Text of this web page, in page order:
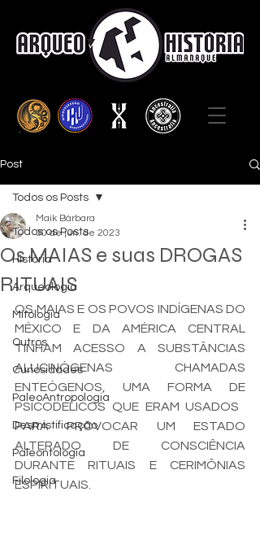
Post
Todos os Posts
História
Arqueologia
Mitologia
Outros
Curiosidades
PaleoAntropologia
Desmistificação
Paleontologia
Filologia
Todos os Posts
Os MAIAS e suas DROGAS
RITUAIS
Maik Bárbara
30 de jun. de 2023
OS MAIAS E OS POVOS INDÍGENAS DO
MÉXICO E DA AMÉRICA CENTRAL
TINHAM ACESSO A SUBSTÂNCIAS
ALUCINÓGENAS CHAMADAS
ENTEÓGENOS, UMA FORMA DE
PSICODÉLICOS QUE ERAM USADOS ​​
PARA PROVOCAR UM ESTADO
ALTERADO DE CONSCIÊNCIA
DURANTE RITUAIS E CERIMÔNIAS
ESPIRITUAIS.